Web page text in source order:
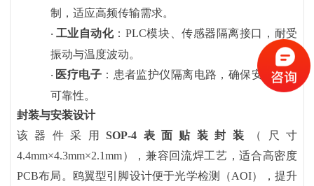
制，适应高频传输需求。
· 工业自动化 ： PLC模块、传感器隔离接口，耐受
振动与温度波动。
· 医疗电子 ：患者监护仪隔离电路，确保安全性与
可靠性。
封装与安装设计
该器件采用SOP-4表面贴装封装
（尺寸
4.4mm×4.3mm×2.1mm），兼容回流焊工艺，适合高密度
PCB布局。鸥翼型引脚设计便于光学检测（AOI），提升